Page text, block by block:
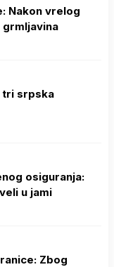
Nakon vrelog
grmljavina
tri srpska
osiguranja:
u jami
Zbog